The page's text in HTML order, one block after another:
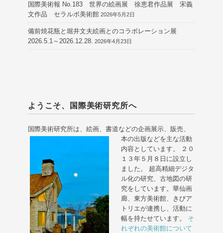
国際美術報 No.183 世界の絵画展 徐恵君作品展 宋義
文作品 セラルボ美術館 2026年5月2日
備前焼花瓶と堀井文夫絵画とのコラボレーション展
2026.5.1～2026.12.28. 2026年4月23日
ようこそ、国際美術研究所へ
国際美術研究所は、絵画、書道などの企画展示、販売、
本の出版などを主な活動
内容としています。 ２０
１３年５月８日に設立し
ました。 超高精細デジタ
ル化の研究、古地図の研
究をしています。華仙画
廊、東方美術館、きびア
トリエが連携し、活動に
幅を持たせています。 そ
れぞれの美術館について